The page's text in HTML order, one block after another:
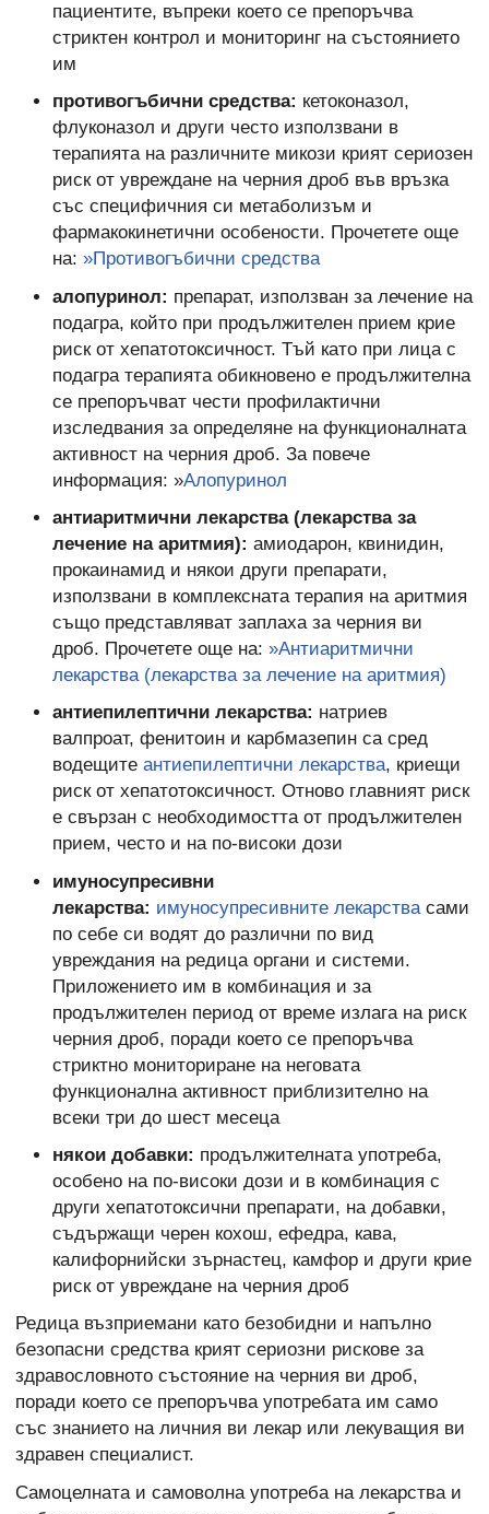
пациентите, въпреки което се препоръчва
стриктен контрол и мониторинг на състоянието
им
противогъбични средства: кетоконазол,
флуконазол и други често използвани в
терапията на различните микози крият сериозен
риск от увреждане на черния дроб във връзка
със специфичния си метаболизъм и
фармакокинетични особености. Прочетете още
на: »Противогъбични средства
алопуринол: препарат, използван за лечение на
подагра, който при продължителен прием крие
риск от хепатотоксичност. Тъй като при лица с
подагра терапията обикновено е продължителна
се препоръчват чести профилактични
изследвания за определяне на функционалната
активност на черния дроб. За повече
информация: »Алопуринол
антиаритмични лекарства (лекарства за
лечение на аритмия): амиодарон, квинидин,
прокаинамид и някои други препарати,
използвани в комплексната терапия на аритмия
също представляват заплаха за черния ви
дроб. Прочетете още на: »Антиаритмични
лекарства (лекарства за лечение на аритмия)
антиепилептични лекарства: натриев
валпроат, фенитоин и карбмазепин са сред
водещите антиепилептични лекарства, криещи
риск от хепатотоксичност. Отново главният риск
е свързан с необходимостта от продължителен
прием, често и на по-високи дози
имуносупресивни
лекарства: имуносупресивните лекарствасами
по себе си водят до различни по вид
увреждания на редица органи и системи.
Приложението им в комбинация и за
продължителен период от време излага на риск
черния дроб, поради което се препоръчва
стриктно мониториране на неговата
функционална активност приблизително на
всеки три до шест месеца
някои добавки: продължителната употреба,
особено на по-високи дози и в комбинация с
други хепатотоксични препарати, на добавки,
съдържащи черен кохош, ефедра, кава,
калифорнийски зърнастец, камфор и други крие
риск от увреждане на черния дроб
Редица възприемани като безобидни и напълно
безопасни средства крият сериозни рискове за
здравословното състояние на черния ви дроб,
поради което се препоръчва употребата им само
със знанието на личния ви лекар или лекуващия ви
здравен специалист.
Самоцелната и самоволна употреба на лекарства и